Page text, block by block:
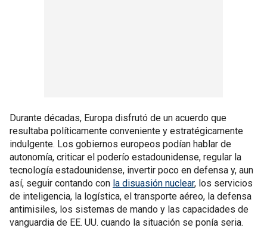
Durante décadas, Europa disfrutó de un acuerdo que
resultaba políticamente conveniente y estratégicamente
indulgente. Los gobiernos europeos podían hablar de
autonomía, criticar el poderío estadounidense, regular la
tecnología estadounidense, invertir poco en defensa y, aun
así, seguir contando con la disuasión nuclear, los servicios
de inteligencia, la logística, el transporte aéreo, la defensa
antimisiles, los sistemas de mando y las capacidades de
vanguardia de EE. UU. cuando la situación se ponía seria.